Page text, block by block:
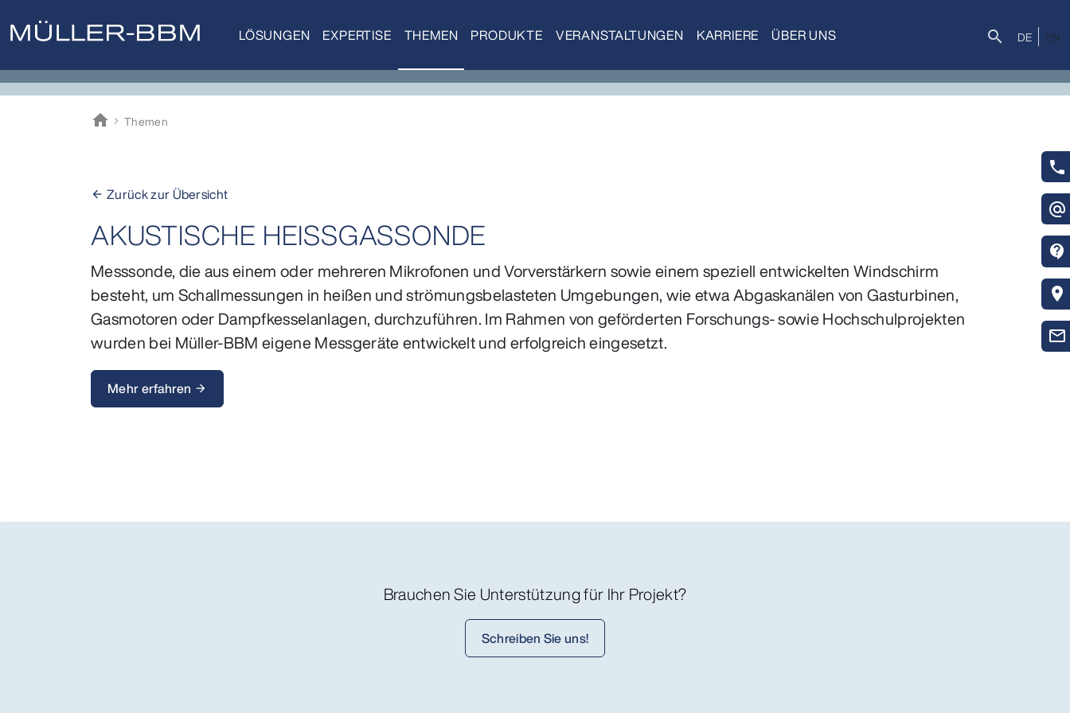
LÖSUNGEN EXPERTISE THEMEN PRODUKTE VERANSTALTUNGEN KARRIERE ÜBER UNS Suche
search DE EN
phone
alternate_email
contact_support
location_on
mail_outline
home
Müller-BBM
Themen
arrow_back Zurück zur Übersicht
AKUSTISCHE HEISSGASSONDE
Messsonde, die aus einem oder mehreren Mikrofonen und Vorverstärkern sowie einem speziell entwickelten Windschirm
besteht, um Schallmessungen in heißen und strömungsbelasteten Umgebungen, wie etwa Abgaskanälen von Gasturbinen,
Gasmotoren oder Dampfkesselanlagen, durchzuführen. Im Rahmen von geförderten Forschungs- sowie Hochschulprojekten
wurden bei Müller-BBM eigene Messgeräte entwickelt und erfolgreich eingesetzt.
Mehr erfahren arrow_forward
Brauchen Sie Unterstützung für Ihr Projekt?
Schreiben Sie uns!